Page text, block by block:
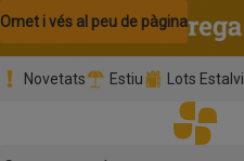
Omet i vés al contingut
Omet i vés a la cerca
Omet i vés al peu de pàgina
Novetats Estiu Lots Estalvi
Promoció clients nous